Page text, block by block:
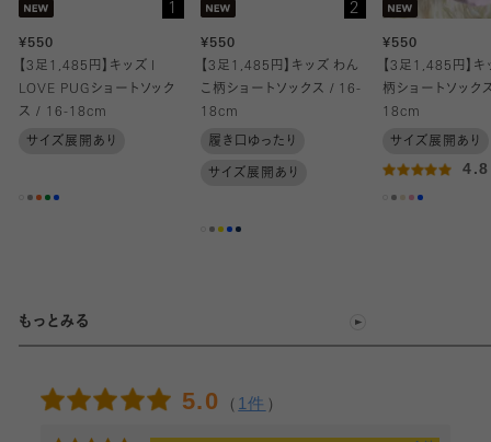
1
¥550
【3足1,485円】キッズ I
LOVE PUGショートソック
ス / 16-18cm
サイズ展開あり
2
¥550
【3足1,485円】キッズ わん
こ柄ショートソックス / 16-
18cm
履き口ゆったり
サイズ展開あり
¥550
【3足1,485円】
柄ショートソッ
18cm
サイズ展開あり
もっとみる
5.0 （ 1件 ）